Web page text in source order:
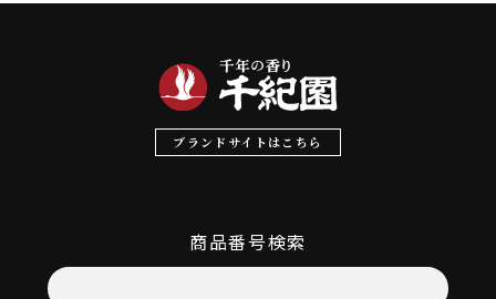
ブランドサイトはこちら
商品番号検索